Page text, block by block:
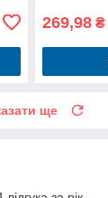
269,98 ₴
ще